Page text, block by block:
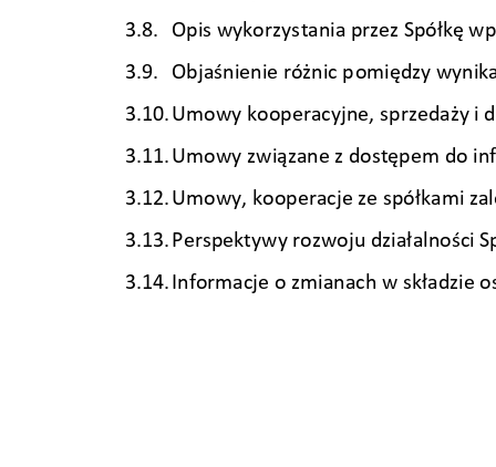
3.8. Opis wykorzystania przez Spółkę
3.9.
Objaśnienie różnic pomiędzy
3.10. Umowy kooperacyjne, sprzedaży i
3.11. Umowy związane z dostępem do
3.12. Umowy, kooperacje ze spółkami
3.13. Perspektywy rozwoju działalności
3.14. Informacje o zmianach w składzie